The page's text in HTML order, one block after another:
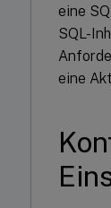
eine
SQL-
eine